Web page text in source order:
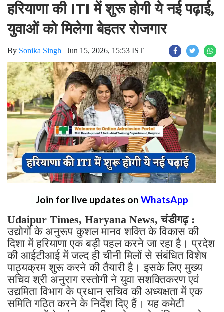
हरियाणा की ITI में शुरू होगी ये नई पढ़ाई,
युवाओं को मिलेगा बेहतर रोजगार
By Sonika Singh | Jun 15, 2026, 15:53 IST
Join for live updates on WhatsApp
Udaipur Times, Haryana News, चंडीगढ़ :
उद्योगों के अनुरूप कुशल मानव शक्ति के विकास की
दिशा में हरियाणा एक बड़ी पहल करने जा रहा है। प्रदेश
की आईटीआई में जल्द ही चीनी मिलों से संबंधित विशेष
पाठ्यक्रम शुरू करने की तैयारी है। इसके लिए मुख्य
सचिव श्री अनुराग रस्तोगी ने युवा सशक्तिकरण एवं
उद्यमिता विभाग के प्रधान सचिव की अध्यक्षता में एक
समिति गठित करने के निर्देश दिए हैं। यह कमेटी